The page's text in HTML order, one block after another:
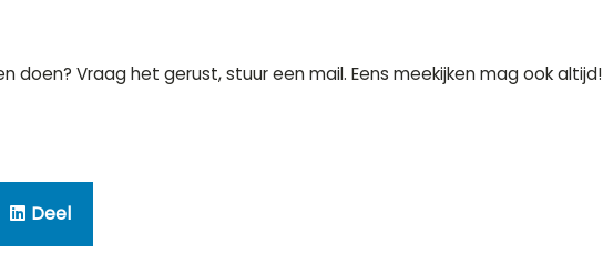
doen? Vraag het gerust, stuur een mail. Eens meekijken mag ook altijd!
Deel